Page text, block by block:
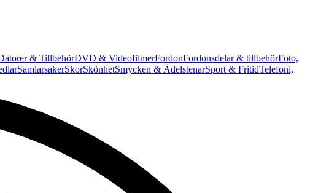
& TillbehörDVD & VideofilmerFordonFordonsdelar & tillbehörFoto,
SamlarsakerSkorSkönhetSmycken & ÄdelstenarSport & FritidTelefoni,